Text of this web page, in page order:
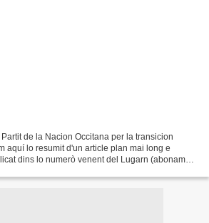
de la Nacion Occitana per la transicion
aquí lo resumit d'un article plan mai long e
dins lo numerò venent del Lugarn (abonament